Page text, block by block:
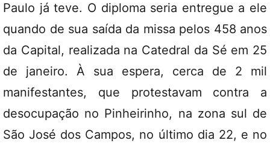
Paulo já teve. O diploma seria entregue a ele
quando de sua saída da missa pelos 458 anos
da Capital, realizada na Catedral da Sé em 25
de janeiro. À sua espera, cerca de 2 mil
manifestantes, que protestavam contra a
desocupação no Pinheirinho, na zona sul de
São José dos Campos, no último dia 22, e no